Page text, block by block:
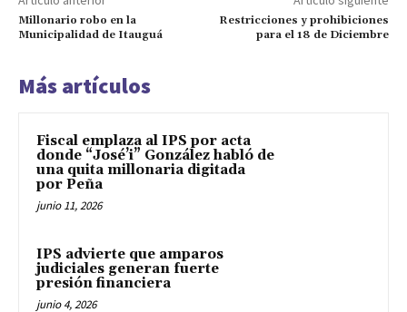
Millonario robo en la
Municipalidad de Itauguá
Restricciones y prohibiciones
para el 18 de Diciembre
Más artículos
Fiscal emplaza al IPS por acta
donde “José’i” González habló de
una quita millonaria digitada
por Peña
junio 11, 2026
IPS advierte que amparos
judiciales generan fuerte
presión financiera
junio 4, 2026